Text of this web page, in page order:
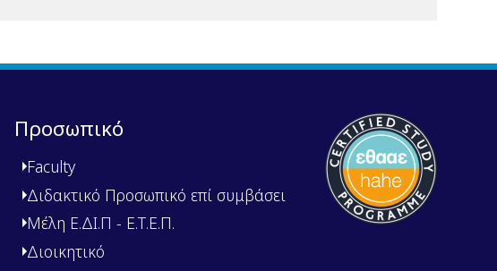
Προσωπικό
Faculty
Διδακτικό Προσωπικό επί συμβάσει
Μέλη Ε.ΔΙ.Π - Ε.Τ.Ε.Π.
Διοικητικό